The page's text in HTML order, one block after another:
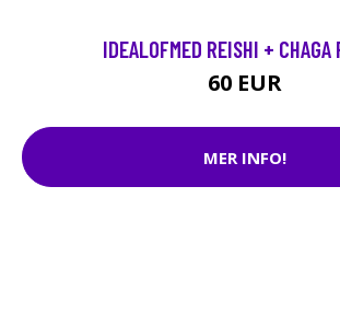
IDEALOFMED REISHI + CHAGA
60 EUR
MER INFO!